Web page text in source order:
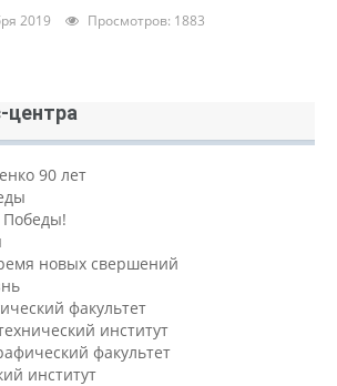
2019 Просмотров: 1883
центра
90 лет
Победы!
новых свершений
факультет
институт
факультет
институт